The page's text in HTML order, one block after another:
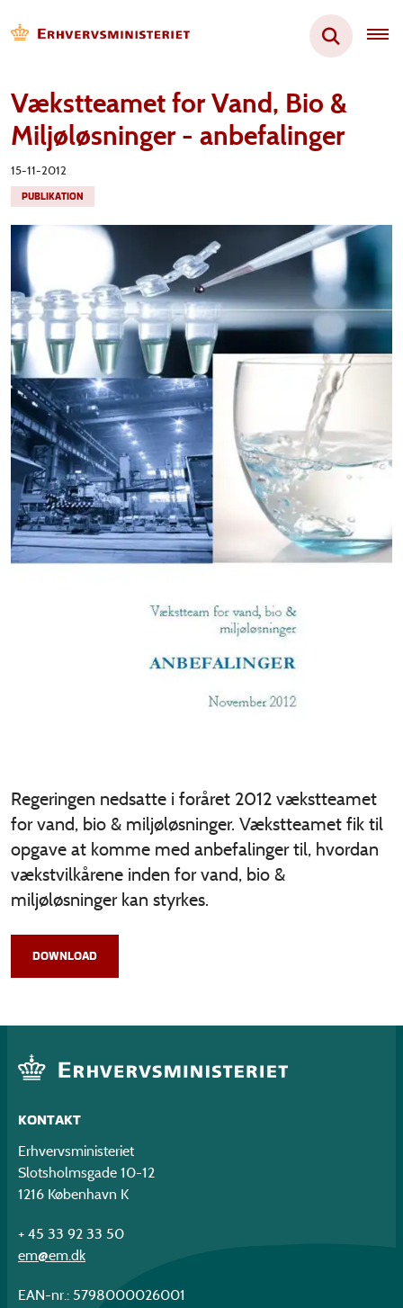
Vækstteamet for Vand, Bio &
Miljøløsninger - anbefalinger
15-11-2012
PUBLIKATION
Regeringen nedsatte i foråret 2012 vækstteamet
for vand, bio & miljøløsninger. Vækstteamet fik til
opgave at komme med anbefalinger til, hvordan
vækstvilkårene inden for vand, bio &
miljøløsninger kan styrkes.
DOWNLOAD
KONTAKT
Erhvervsministeriet
Slotsholmsgade 10-12
1216 København K
+ 45 33 92 33 50
em@em.dk
EAN-nr.: 5798000026001